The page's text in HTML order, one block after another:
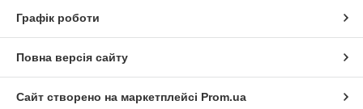
Графік роботи
Повна версія сайту
Сайт створено на маркетплейсі Prom.ua